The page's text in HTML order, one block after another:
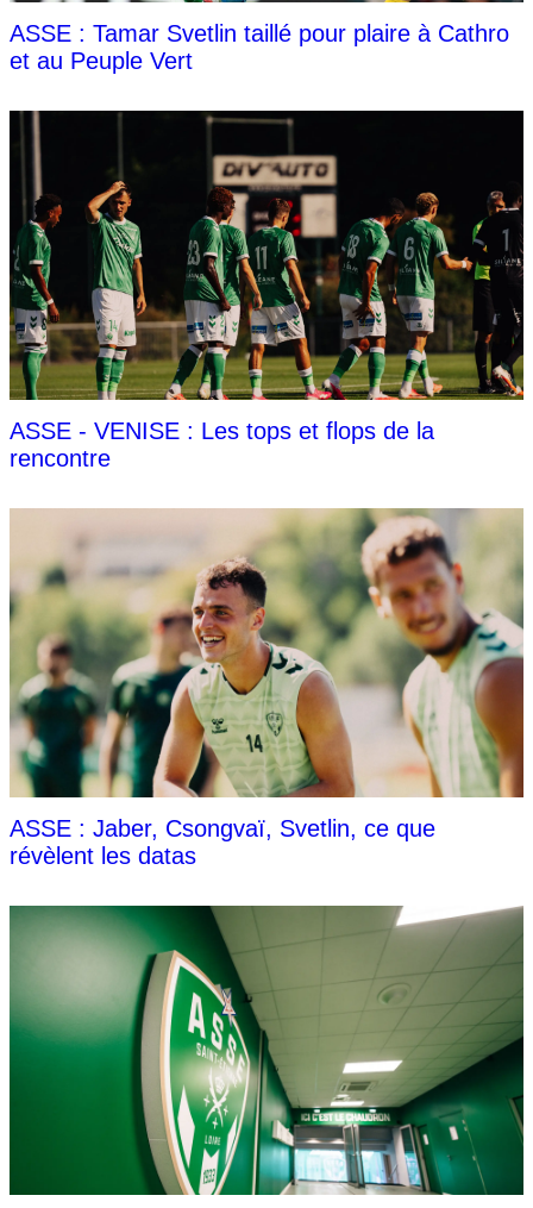
ASSE : Tamar Svetlin taillé pour plaire à Cathro
et au Peuple Vert
ASSE - VENISE : Les tops et flops de la
rencontre
ASSE : Jaber, Csongvaï, Svetlin, ce que
révèlent les datas